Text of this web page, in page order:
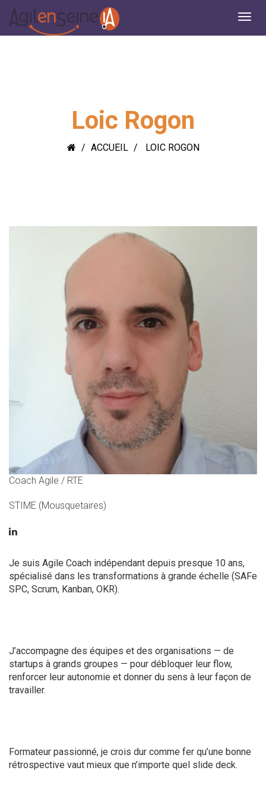
Loic Rogon
ACCUEIL LOIC ROGON
Coach Agile / RTE
STIME (Mousquetaires)
Je suis Agile Coach indépendant depuis presque 10 ans,
spécialisé dans les transformations à grande échelle (SAFe
SPC, Scrum, Kanban, OKR).
J’accompagne des équipes et des organisations — de
startups à grands groupes — pour débloquer leur flow,
renforcer leur autonomie et donner du sens à leur façon de
travailler.
Formateur passionné, je crois dur comme fer qu’une bonne
rétrospective vaut mieux que n’importe quel slide deck.